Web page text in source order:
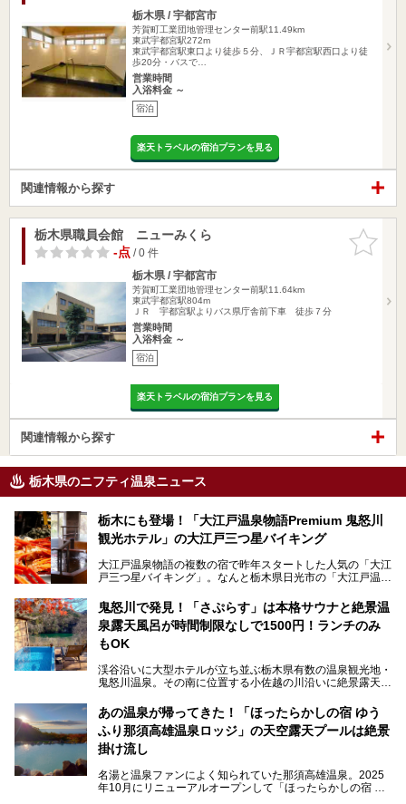
栃木県 / 宇都宮市
芳賀町工業団地管理センター前駅11.49km
東武宇都宮駅272m
東武宇都宮駅東口より徒歩５分、ＪＲ宇都宮駅西口より徒
歩20分・バスで…
営業時間
入浴料金 ～
宿泊
楽天トラベルの宿泊プランを見る
関連情報から探す
お気に入
りに追加
栃木県職員会館 ニューみくら
-点/ 0 件
栃木県 / 宇都宮市
芳賀町工業団地管理センター前駅11.64km
東武宇都宮駅804m
ＪＲ 宇都宮駅よりバス県庁舎前下車 徒歩７分
営業時間
入浴料金 ～
宿泊
楽天トラベルの宿泊プランを見る
関連情報から探す
栃木県のニフティ温泉ニュース
栃木にも登場！「大江戸温泉物語Premium 鬼怒川
観光ホテル」の大江戸三つ星バイキング
大江戸温泉物語の複数の宿で昨年スタートした人気の「大江
戸三つ星バイキング」。なんと栃木県日光市の「大江戸温泉
ここは首都圏から1泊で行きやすい鬼怒川温泉の渓流沿いに
建つホテルで、バイキングの他にも天然温泉の大浴場とサウ
ナ、フリーフローサービスのラウンジなど館内で楽しめるス
ポットがたくさんあり、3世代旅行やグループ旅行にもぴっ
たり。
そんな「大江戸温泉物語Premium 鬼怒川観光ホテル」の魅
力を詳しく紹介しちゃいます。
───
提供元：大江戸温泉物語ホテルズ＆リゾーツ株式会社【P
R】
この記事は大江戸温泉物語Premium 鬼怒川観光ホテルのPR
記事です。
鬼怒川で発見！「さぷらす」は本格サウナと絶景温
泉露天風呂が時間制限なしで1500円！ランチのみ
もOK
渓谷沿いに大型ホテルが立ち並ぶ栃木県有数の温泉観光地・
鬼怒川温泉。その南に位置する小佐越の川沿いに絶景露天風
こだわりのサウナ、掛け流しの水風呂、天然温泉の露天風
呂、食事処、休憩室など備えて、決して大規模施設ではあり
ませんが、鬼怒川温泉観光の行き帰りに、はたまたサウナで
一日リフレッシュするための目的地に！ぜひオススメしたい
スポットです。時間制限も無いので1人1,500円でひがな一
日サウナや温泉を楽しんでお昼も食べてごろごろできちゃい
ますよ。
あの温泉が帰ってきた！「ほったらかしの宿 ゆう
ふり那須高雄温泉ロッジ」の天空露天プールは絶景
掛け流し
名湯と温泉ファンによく知られていた那須高雄温泉。2025
年10月にリニューアルオープンして「ほったらかしの宿 ゆ